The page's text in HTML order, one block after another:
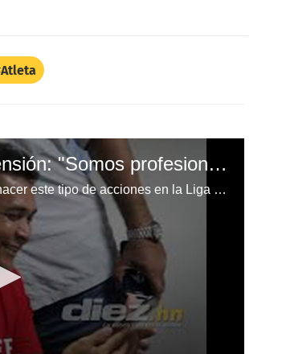
Atleta
Nahúm Espinoza tras suspensión: "Somos profesionales, no principiantes"
Nahúm Espinoza ve como un 'retroceso' hacer este tipo de acciones en la Liga Nacional.